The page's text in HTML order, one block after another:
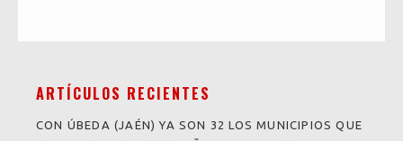
ARTÍCULOS RECIENTES
CON ÚBEDA (JAÉN) YA SON 32 LOS MUNICIPIOS QUE